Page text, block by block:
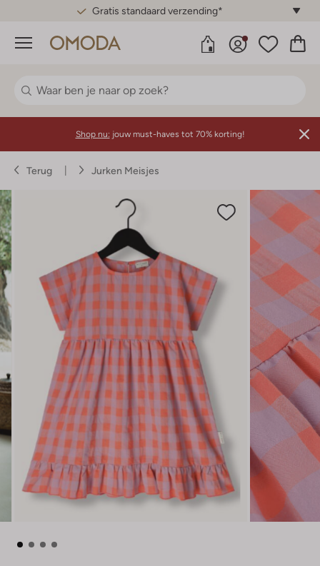
Gratis standaard verzending*
Menu
Shop nu: jouw must-haves tot 70% korting!
Terug Jurken Meisjes